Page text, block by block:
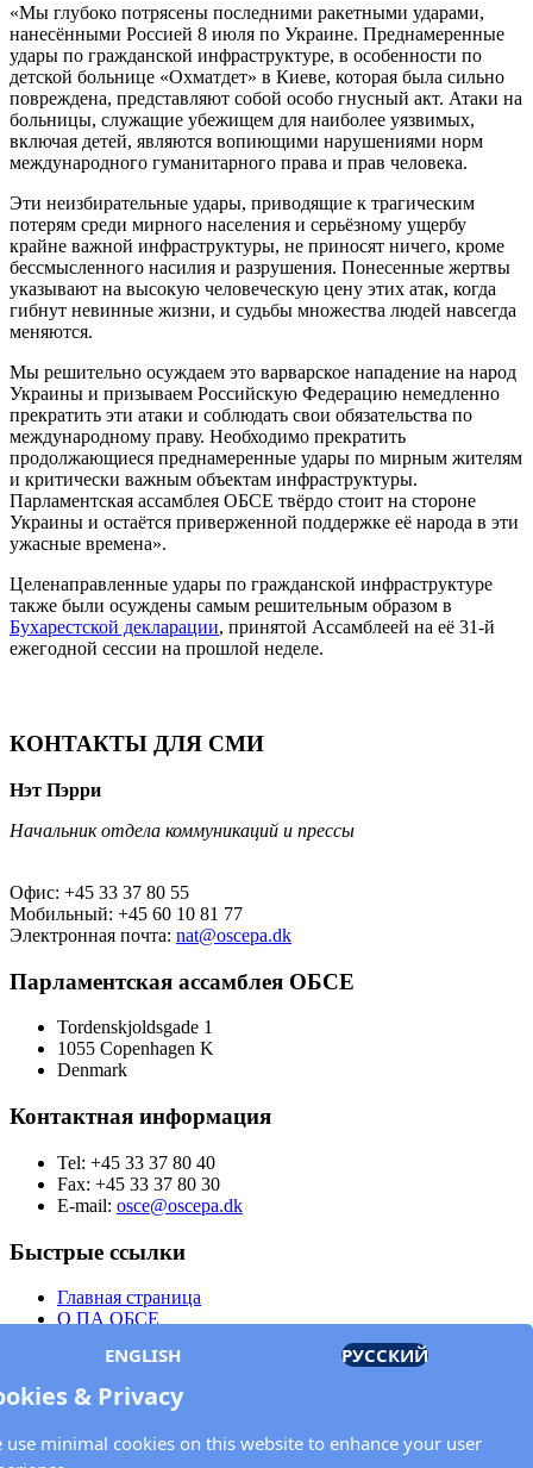
«Мы глубоко потрясены последними ракетными ударами,
нанесёнными Россией 8 июля по Украине. Преднамеренные
удары по гражданской инфраструктуре, в особенности по
детской больнице «Охматдет» в Киеве, которая была сильно
повреждена, представляют собой особо гнусный акт. Атаки на
больницы, служащие убежищем для наиболее уязвимых,
включая детей, являются вопиющими нарушениями норм
международного гуманитарного права и прав человека.
Эти неизбирательные удары, приводящие к трагическим
потерям среди мирного населения и серьёзному ущербу
крайне важной инфраструктуры, не приносят ничего, кроме
бессмысленного насилия и разрушения. Понесенные жертвы
указывают на высокую человеческую цену этих атак, когда
гибнут невинные жизни, и судьбы множества людей навсегда
меняются.
Мы решительно осуждаем это варварское нападение на народ
Украины и призываем Российскую Федерацию немедленно
прекратить эти атаки и соблюдать свои обязательства по
международному праву. Необходимо прекратить
продолжающиеся преднамеренные удары по мирным жителям
и критически важным объектам инфраструктуры.
Парламентская ассамблея ОБСЕ твёрдо стоит на стороне
Украины и остаётся приверженной поддержке её народа в эти
ужасные времена».
Целенаправленные удары по гражданской инфраструктуре
также были осуждены самым решительным образом в
Бухарестской декларации, принятой Ассамблеей на её 31-й
ежегодной сессии на прошлой неделе.
КОНТАКТЫ ДЛЯ СМИ
Нэт Пэрри
Начальник отдела коммуникаций и прессы
Офис: +45 33 37 80 55
Мобильный: +45 60 10 81 77
Электронная почта: nat@oscepa.dk
Парламентская ассамблея ОБСЕ
Tordenskjoldsgade 1
1055 Copenhagen K
Denmark
Контактная информация
Tel: +45 33 37 80 40
Fax: +45 33 37 80 30
E-mail: osce@oscepa.dk
Быстрые ссылки
Главная страница
О ПА ОБСЕ
Члены
Документы
OSCE.org
Контактная информация
ENGLISH РУССКИЙ
& Privacy
use minimal cookies on this website to enhance your user